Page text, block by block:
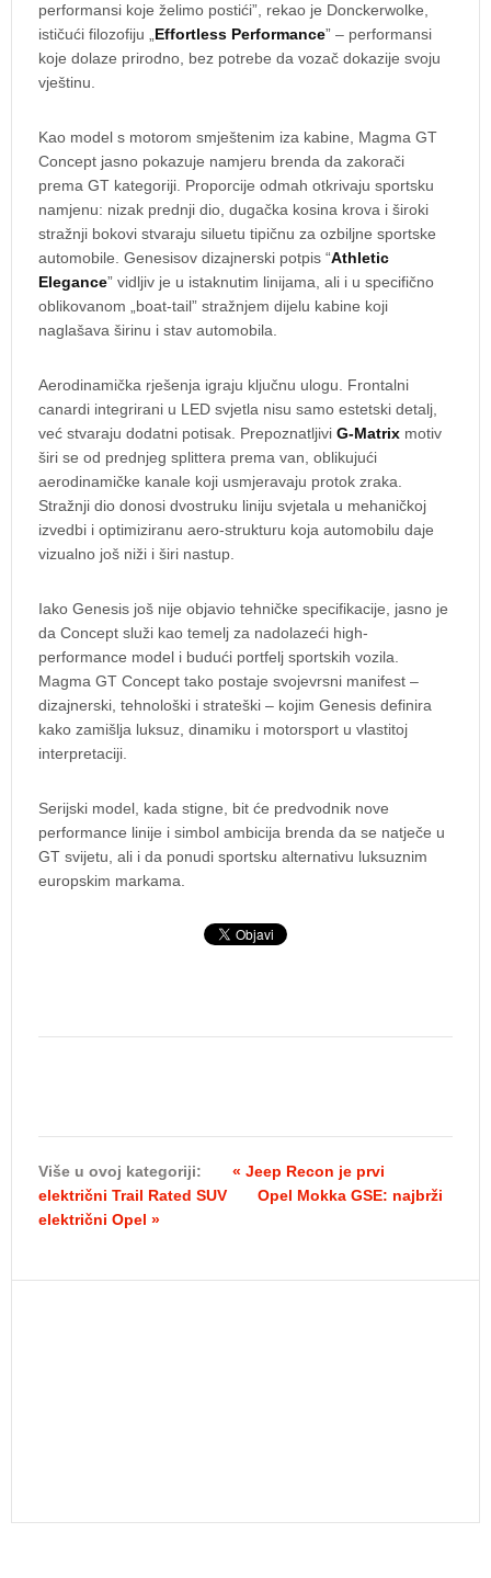
performansi koje želimo postići”, rekao je Donckerwolke,
ističući filozofiju „ Effortless Performance” – performansi
koje dolaze prirodno, bez potrebe da vozač dokazije svoju
vještinu.
Kao model s motorom smještenim iza kabine, Magma GT
Concept jasno pokazuje namjeru brenda da zakorači
prema GT kategoriji. Proporcije odmah otkrivaju sportsku
namjenu: nizak prednji dio, dugačka kosina krova i široki
stražnji bokovi stvaraju siluetu tipičnu za ozbiljne sportske
automobile. Genesisov dizajnerski potpis “Athletic
Elegance” vidljiv je u istaknutim linijama, ali i u specifično
oblikovanom „boat-tail” stražnjem dijelu kabine koji
naglašava širinu i stav automobila.
Aerodinamička rješenja igraju ključnu ulogu. Frontalni
canardi integrirani u LED svjetla nisu samo estetski detalj,
već stvaraju dodatni potisak. Prepoznatljivi G-Matrix motiv
širi se od prednjeg splittera prema van, oblikujući
aerodinamičke kanale koji usmjeravaju protok zraka.
Stražnji dio donosi dvostruku liniju svjetala u mehaničkoj
izvedbi i optimiziranu aero-strukturu koja automobilu daje
vizualno još niži i širi nastup.
Iako Genesis još nije objavio tehničke specifikacije, jasno je
da Concept služi kao temelj za nadolazeći high-
performance model i budući portfelj sportskih vozila.
Magma GT Concept tako postaje svojevrsni manifest –
dizajnerski, tehnološki i strateški – kojim Genesis definira
kako zamišlja luksuz, dinamiku i motorsport u vlastitoj
interpretaciji.
Serijski model, kada stigne, bit će predvodnik nove
performance linije i simbol ambicija brenda da se natječe u
GT svijetu, ali i da ponudi sportsku alternativu luksuznim
europskim markama.
Više u ovoj kategoriji:
« Jeep Recon je prvi
električni Trail Rated SUV
Opel Mokka GSE: najbrži
električni Opel »